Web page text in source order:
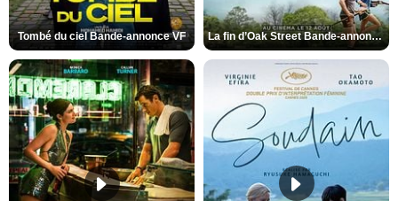
Tombé du ciel Bande-annonce VF La fin d’Oak Street Bande-annonce VO STFR